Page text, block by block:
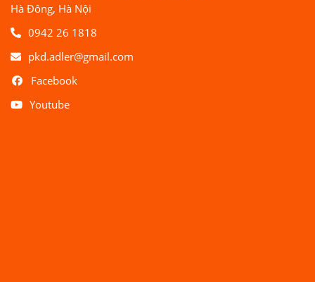
Hà Đông, Hà Nội
0942 26 1818
pkd.adler@gmail.com
Facebook
Youtube